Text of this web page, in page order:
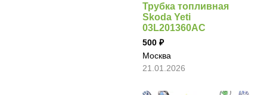
Трубка топливная
Skoda Yeti
03L201360AC
500
Москва
21.01.2026